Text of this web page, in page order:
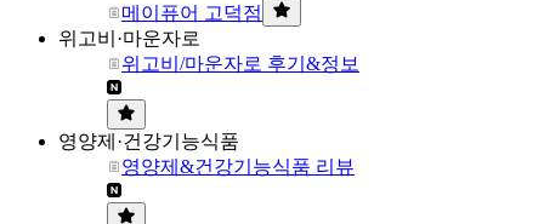
메이퓨어 고덕점
위고비·마운자로
위고비/마운자로 후기&정보
영양제·건강기능식품
영양제&건강기능식품 리뷰